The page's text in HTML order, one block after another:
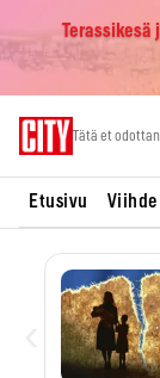
Terassikesä
Tätä et
Etusivu Viihde